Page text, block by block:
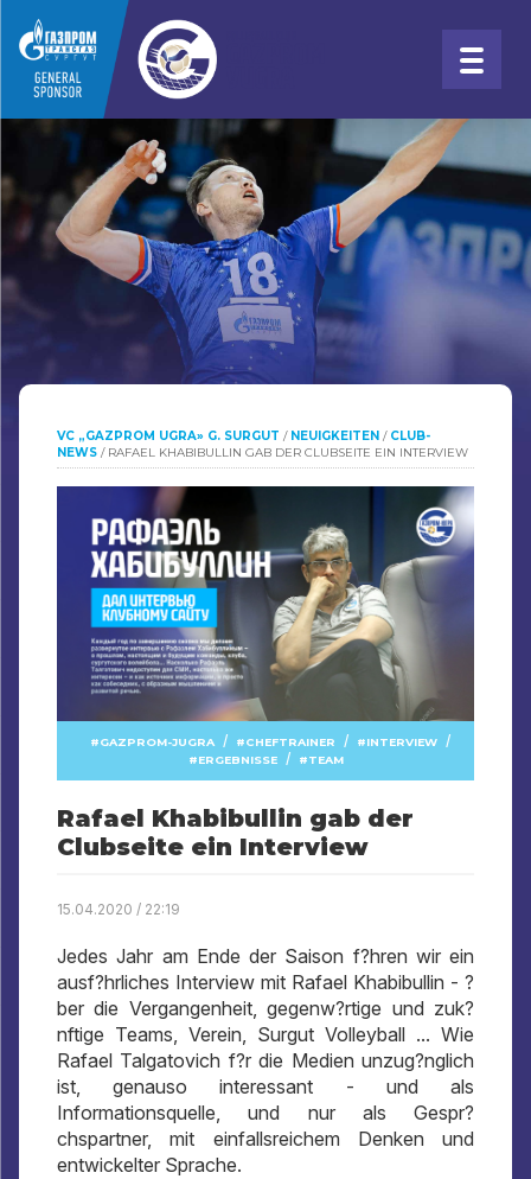
VC „GAZPROM UGRA» G. SURGUT / NEUIGKEITEN / CLUB-
NEWS / RAFAEL KHABIBULLIN GAB DER CLUBSEITE EIN INTERVIEW
GAZPROM-JUGRA / CHEFTRAINER / INTERVIEW /
ERGEBNISSE / TEAM
Rafael Khabibullin gab der
Clubseite ein Interview
15.04.2020 / 22:19
Jedes Jahr am Ende der Saison f?hren wir ein
ausf?hrliches Interview mit Rafael Khabibullin - ?
ber die Vergangenheit, gegenw?rtige und zuk?
nftige Teams, Verein, Surgut Volleyball ... Wie
Rafael Talgatovich f?r die Medien unzug?nglich
ist, genauso interessant - und als
Informationsquelle, und nur als Gespr?
chspartner, mit einfallsreichem Denken und
entwickelter Sprache.